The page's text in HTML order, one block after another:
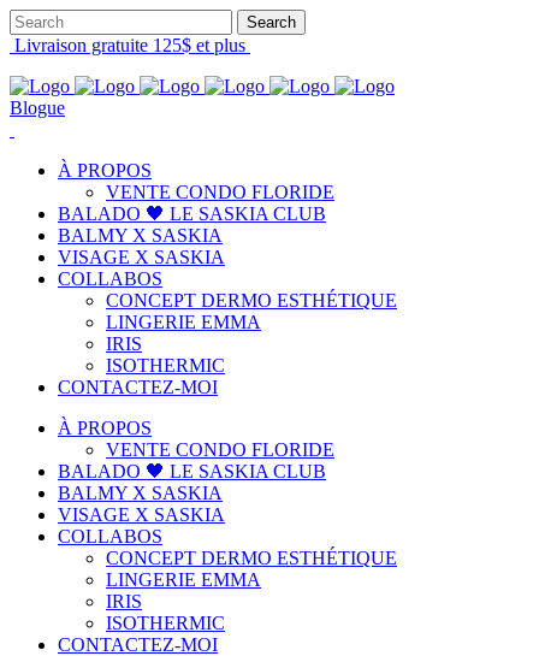
Livraison gratuite 125$ et plus
Blogue
À PROPOS
VENTE CONDO FLORIDE
BALADO 🖤 LE SASKIA CLUB
BALMY X SASKIA
VISAGE X SASKIA
COLLABOS
CONCEPT DERMO ESTHÉTIQUE
LINGERIE EMMA
IRIS
ISOTHERMIC
CONTACTEZ-MOI
À PROPOS
VENTE CONDO FLORIDE
BALADO 🖤 LE SASKIA CLUB
BALMY X SASKIA
VISAGE X SASKIA
COLLABOS
CONCEPT DERMO ESTHÉTIQUE
LINGERIE EMMA
IRIS
ISOTHERMIC
CONTACTEZ-MOI